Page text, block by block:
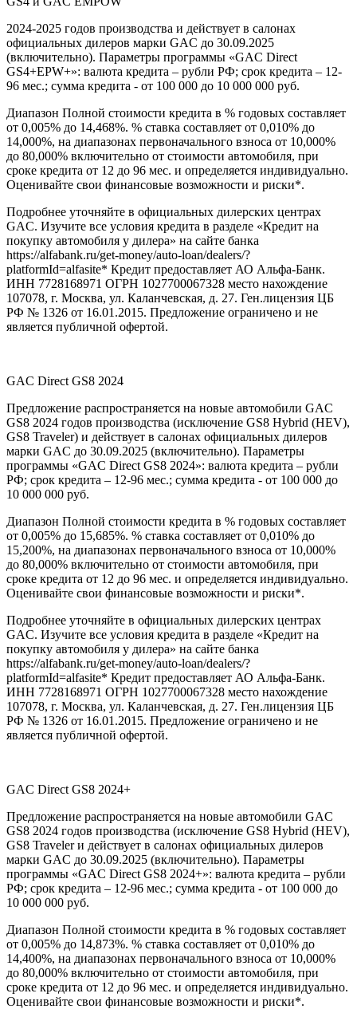
2024-2025 годов производства и действует в салонах
официальных дилеров марки GAC до 30.09.2025
(включительно). Параметры программы «GAC Direct
GS4+EPW+»: валюта кредита – рубли РФ; срок кредита – 12-
96 мес.; сумма кредита - от 100 000 до 10 000 000 руб.
Диапазон Полной стоимости кредита в % годовых составляет
от 0,005% до 14,468%. % ставка составляет от 0,010% до
14,000%, на диапазонах первоначального взноса от 10,000%
до 80,000% включительно от стоимости автомобиля, при
сроке кредита от 12 до 96 мес. и определяется индивидуально.
Оценивайте свои финансовые возможности и риски*.
Подробнее уточняйте в официальных дилерских центрах
GAC. Изучите все условия кредита в разделе «Кредит на
покупку автомобиля у дилера» на сайте банка
https://alfabank.ru/get-money/auto-loan/dealers/?
platformId=alfasite* Кредит предоставляет АО Альфа-Банк.
ИНН 7728168971 ОГРН 1027700067328 место нахождение
107078, г. Москва, ул. Каланчевская, д. 27. Ген.лицензия ЦБ
РФ № 1326 от 16.01.2015. Предложение ограничено и не
является публичной офертой.
GAC Direct GS8 2024
Предложение распространяется на новые автомобили GAC
GS8 2024 годов производства (исключение GS8 Hybrid (HEV),
GS8 Traveler) и действует в салонах официальных дилеров
марки GAC до 30.09.2025 (включительно). Параметры
программы «GAC Direct GS8 2024»: валюта кредита – рубли
РФ; срок кредита – 12-96 мес.; сумма кредита - от 100 000 до
10 000 000 руб.
Диапазон Полной стоимости кредита в % годовых составляет
от 0,005% до 15,685%. % ставка составляет от 0,010% до
15,200%, на диапазонах первоначального взноса от 10,000%
до 80,000% включительно от стоимости автомобиля, при
сроке кредита от 12 до 96 мес. и определяется индивидуально.
Оценивайте свои финансовые возможности и риски*.
Подробнее уточняйте в официальных дилерских центрах
GAC. Изучите все условия кредита в разделе «Кредит на
покупку автомобиля у дилера» на сайте банка
https://alfabank.ru/get-money/auto-loan/dealers/?
platformId=alfasite* Кредит предоставляет АО Альфа-Банк.
ИНН 7728168971 ОГРН 1027700067328 место нахождение
107078, г. Москва, ул. Каланчевская, д. 27. Ген.лицензия ЦБ
РФ № 1326 от 16.01.2015. Предложение ограничено и не
является публичной офертой.
GAC Direct GS8 2024+
Предложение распространяется на новые автомобили GAC
GS8 2024 годов производства (исключение GS8 Hybrid (HEV),
GS8 Traveler и действует в салонах официальных дилеров
марки GAC до 30.09.2025 (включительно). Параметры
программы «GAC Direct GS8 2024+»: валюта кредита – рубли
РФ; срок кредита – 12-96 мес.; сумма кредита - от 100 000 до
10 000 000 руб.
Диапазон Полной стоимости кредита в % годовых составляет
от 0,005% до 14,873%. % ставка составляет от 0,010% до
14,400%, на диапазонах первоначального взноса от 10,000%
до 80,000% включительно от стоимости автомобиля, при
сроке кредита от 12 до 96 мес. и определяется индивидуально.
Оценивайте свои финансовые возможности и риски*.